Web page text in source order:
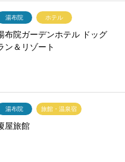
湯布院 ホテル
布院ガーデンホテル ドッグ
ン＆リゾート
湯布院 旅館・温泉宿
屋旅館